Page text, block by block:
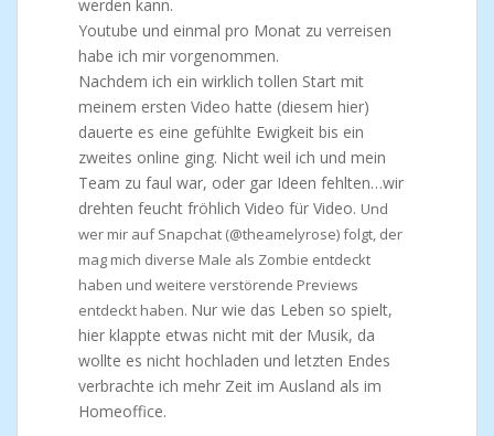
werden kann.
Youtube und einmal pro Monat zu verreisen
habe ich mir vorgenommen.
Nachdem ich ein wirklich tollen Start mit
meinem ersten Video hatte (diesem hier)
dauerte es eine gefühlte Ewigkeit bis ein
zweites online ging. Nicht weil ich und mein
Team zu faul war, oder gar Ideen fehlten…wir
drehten feucht fröhlich Video für Video. Und
wer mir auf Snapchat (@theamelyrose) folgt, der
mag mich diverse Male als Zombie entdeckt
haben und weitere verstörende Previews
entdeckt haben. Nur wie das Leben so spielt,
hier klappte etwas nicht mit der Musik, da
wollte es nicht hochladen und letzten Endes
verbrachte ich mehr Zeit im Ausland als im
Homeoffice.